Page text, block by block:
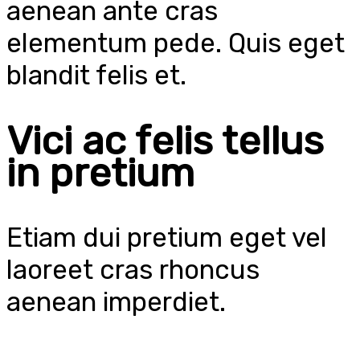
aenean ante cras
elementum pede. Quis eget
blandit felis et.
Vici ac felis tellus
in pretium
Etiam dui pretium eget vel
laoreet cras rhoncus
aenean imperdiet.